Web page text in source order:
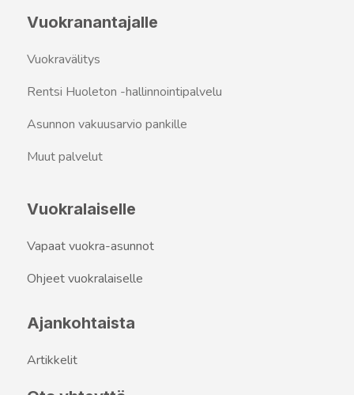
Vuokranantajalle
Vuokravälitys
Rentsi Huoleton -hallinnointipalvelu
Asunnon vakuusarvio pankille
Muut palvelut
Vuokralaiselle
Vapaat vuokra-asunnot
Ohjeet vuokralaiselle
Ajankohtaista
Artikkelit